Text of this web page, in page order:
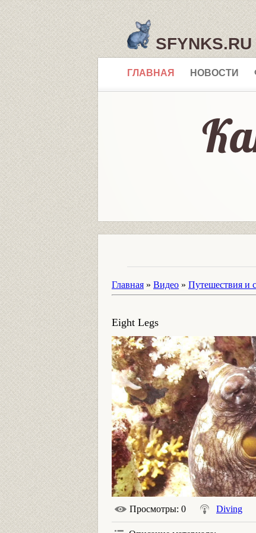
SFYNKS.RU
ГЛАВНАЯ НОВОСТИ
Главная » Видео » Путешествия и
Eight Legs
Просмотры: 0 Diving